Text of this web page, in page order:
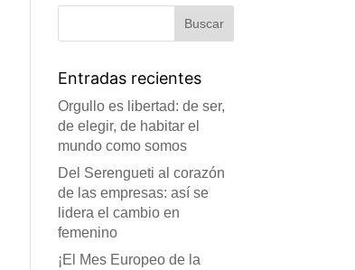
Entradas recientes
Orgullo es libertad: de ser,
de elegir, de habitar el
mundo como somos
Del Serengueti al corazón
de las empresas: así se
lidera el cambio en
femenino
¡El Mes Europeo de la